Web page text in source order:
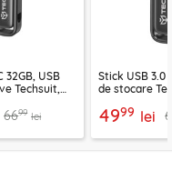
32GB, USB
Techsuit,
6699 lei
Stick USB 3.0
de stocare
4999 lei